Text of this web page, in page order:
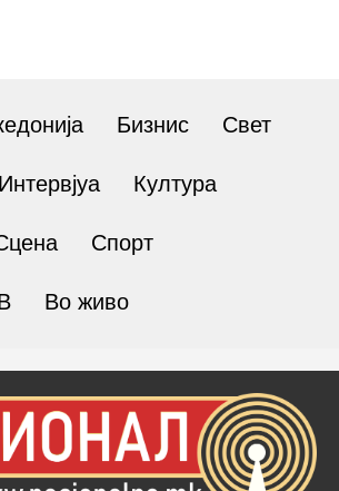
Бизнис Свет
Интервјуа Култура
Спорт
Во живо